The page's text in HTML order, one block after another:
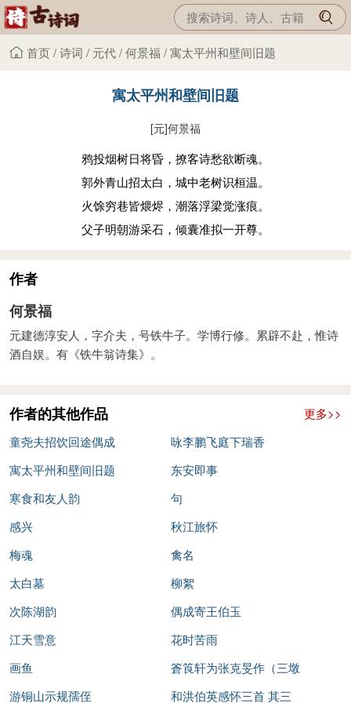
首页/诗词 / 元代/何景福 /寓太平州和壁间旧题
寓太平州和壁间旧题
[元]何景福
鸦投烟树日将昏，撩客诗愁欲断魂。
郭外青山招太白，城中老树识桓温。
火馀穷巷皆煨烬，潮落浮梁觉涨痕。
父子明朝游采石，倾囊准拟一开尊。
作者
何景福
元建德淳安人，字介夫，号铁牛子。学博行修。累辟不赴，惟诗
酒自娱。有《铁牛翁诗集》。
作者的其他作品
更多>>
童尧夫招饮回途偶成
咏李鹏飞庭下瑞香
寓太平州和壁间旧题
东安即事
寒食和友人韵
句
感兴
秋江旅怀
梅魂
禽名
太白墓
柳絮
次陈湖韵
偶成寄王伯玉
江天雪意
花时苦雨
画鱼
篬筤轩为张克旻作（三墩
人。）
游铜山示规孺侄 和洪伯英感怀三首 其三